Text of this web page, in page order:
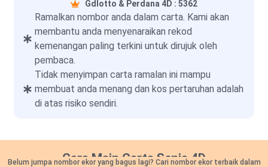
Gdlotto & Perdana 4D : 5362
Ramalkan nombor anda dalam carta. Kami akan
membantu anda menyenaraikan rekod
kemenangan paling terkini untuk dirujuk oleh
pembaca.
Tidak menyimpan carta ramalan ini mampu
membuat anda menang dan kos pertaruhan adalah
di atas risiko sendiri.
Cara Main Carta Senja 4D
Belum jumpa nombor ekor yang bagus lagi? Cari nombor ekor terbaik dalam